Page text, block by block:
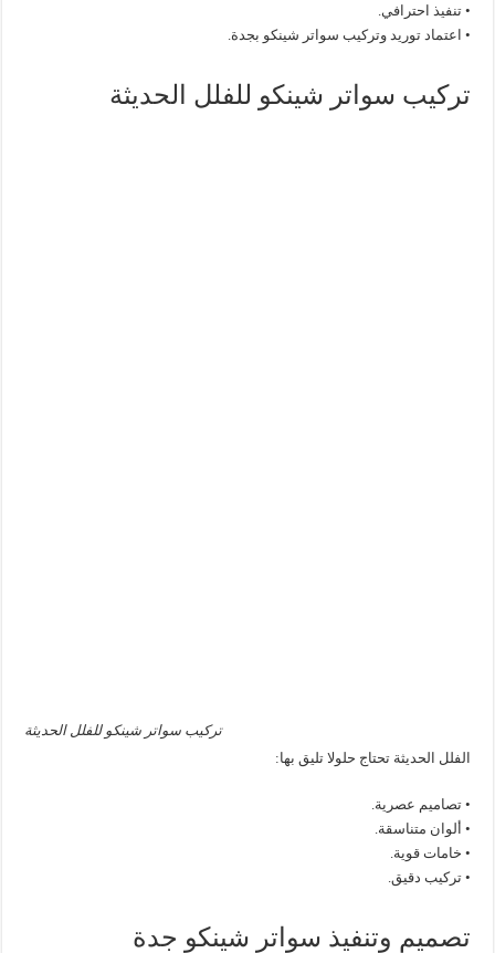
• تنفيذ احترافي.
• اعتماد توريد وتركيب سواتر شينكو بجدة.
تركيب سواتر شينكو للفلل الحديثة
تركيب سواتر شينكو للفلل الحديثة
الفلل الحديثة تحتاج حلولا تليق بها:
• تصاميم عصرية.
• ألوان متناسقة.
• خامات قوية.
• تركيب دقيق.
تصميم وتنفيذ سواتر شينكو جدة